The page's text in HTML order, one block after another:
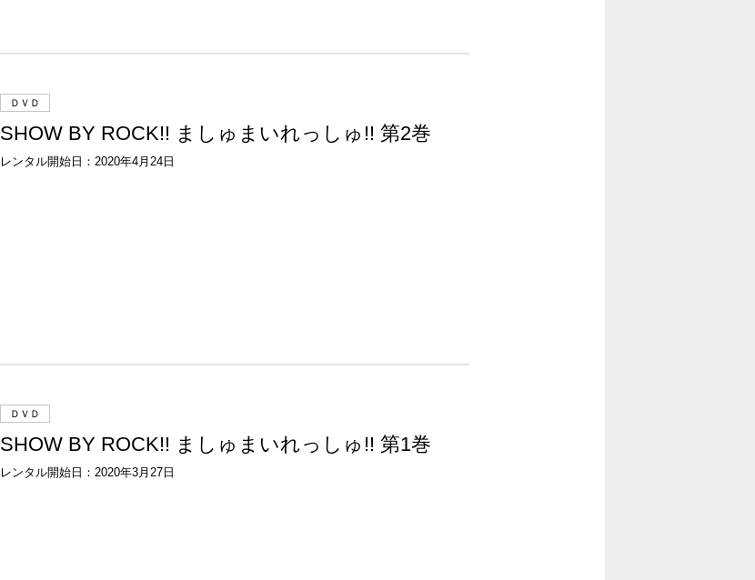
ＤＶＤ
SHOW BY ROCK!! ましゅまいれっしゅ!! 第2巻
レンタル開始日：2020年4月24日
ＤＶＤ
SHOW BY ROCK!! ましゅまいれっしゅ!! 第1巻
レンタル開始日：2020年3月27日